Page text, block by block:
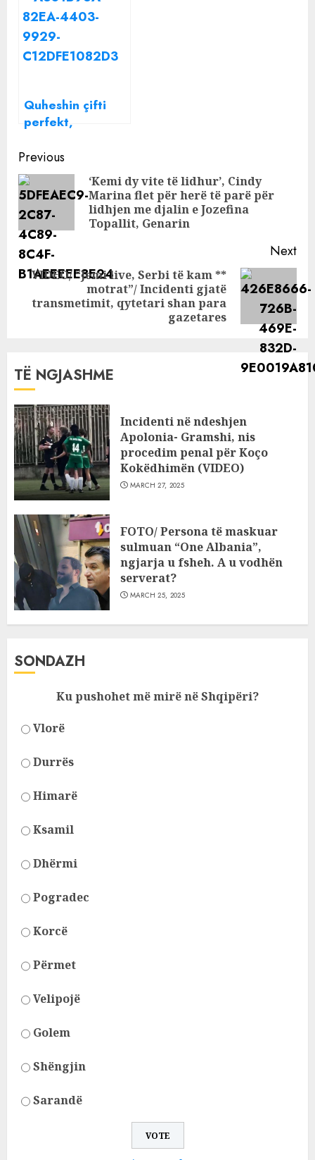
Quheshin çifti
perfekt,
famshëm i jep
fund pas 25-
vjetësh martesës
Continue
Reading
Previous
‘Kemi dy vite të lidhur’, Cindy
Marina flet për herë të parë për
lidhjen me djalin e Jozefina
Topallit, Genarin
Next
post:
VIDEO/ “Jemi live, Serbi të kam **
motrat”/ Incidenti gjatë
transmetimit, qytetari shan para
gazetares
TË NGJASHME
Incidenti në ndeshjen
Apolonia- Gramshi, nis
procedim penal për Koço
Kokëdhimën (VIDEO)
MARCH 27, 2025
FOTO/ Persona të maskuar
sulmuan “One Albania”,
ngjarja u fsheh. A u vodhën
serverat?
MARCH 25, 2025
SONDAZH
Ku pushohet më mirë në Shqipëri?
Vlorë
Durrës
Himarë
Ksamil
Dhërmi
Pogradec
Korcë
Përmet
Velipojë
Golem
Shëngjin
Sarandë